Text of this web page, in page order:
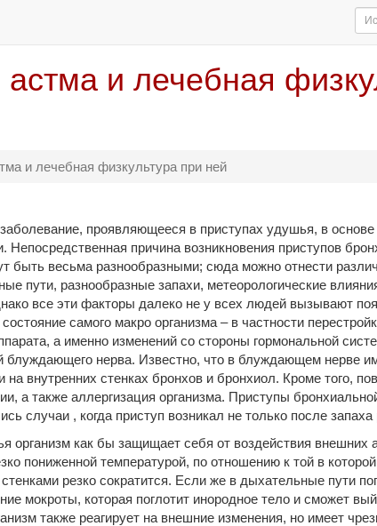
и лечебная
и лечебная физкультура при ней
проявляющееся в приступах удушья, в
Непосредственная причина возникновения приступов
быть весьма разнообразными; сюда можно отнести
пути, разнообразные запахи, метеорологические
все эти факторы далеко не у всех людей вызывают
самого макро организма – в частности
а именно изменений со стороны гормональной
блуждающего нерва. Известно, что в блуждающем
на внутренних стенках бронхов и бронхиол. Кроме того,
а также аллергизация организма. Приступы
случаи , когда приступ возникал не только после
организм как бы защищает себя от воздействия
пониженной температурой, по отношению к той в
резко сократится. Если же в дыхательные пути
мокроты, которая поглотит инородное тело и сможет
также реагирует на внешние изменения, но имеет